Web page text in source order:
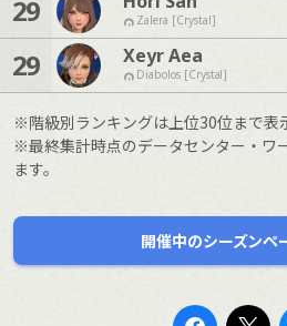
29 Zalera [Crystal]
29 Xeyr Aea
Diabolos [Crystal]
※階級別ランキングは上位30位まで表
※最終集計時点のデータセンター・ワ
ます。
開催中のシーズンペ